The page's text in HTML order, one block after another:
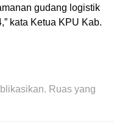
gudang logistik
kata Ketua KPU Kab.
Ruas yang